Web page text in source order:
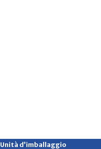
Unità d’imballaggio